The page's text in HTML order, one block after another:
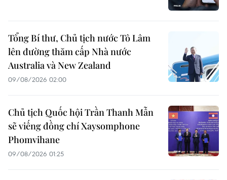
Tổng Bí thư, Chủ tịch nước Tô Lâm
lên đường thăm cấp Nhà nước
Australia và New Zealand
09/08/2026 02:00
Chủ tịch Quốc hội Trần Thanh Mẫn
sẽ viếng đồng chí Xaysomphone
Phomvihane
09/08/2026 01:25